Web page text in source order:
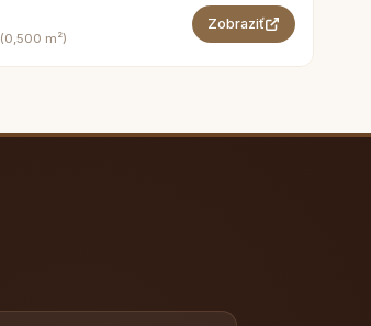
m²)
Zobraziť